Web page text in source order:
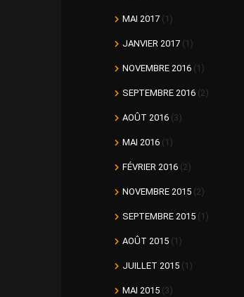
MAI 2017 (1)
JANVIER 2017 (1)
NOVEMBRE 2016 (1)
SEPTEMBRE 2016 (2)
AOÛT 2016 (3)
MAI 2016 (1)
FÉVRIER 2016 (2)
NOVEMBRE 2015 (2)
SEPTEMBRE 2015 (1)
AOÛT 2015 (1)
JUILLET 2015 (1)
MAI 2015 (3)